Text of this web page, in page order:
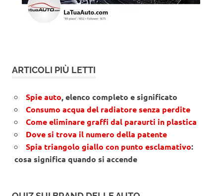
ARTICOLI PIÙ LETTI
Spie auto, elenco completo e significato
Consumo acqua del radiatore senza perdite
Come eliminare graffi dal paraurti in plastica
Dove si trova il numero della patente
Spia triangolo giallo con punto esclamativo:
cosa significa quando si accende